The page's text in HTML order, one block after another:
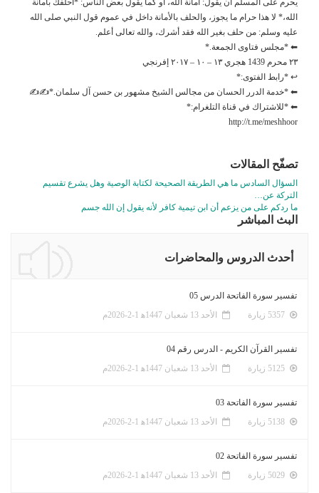
الله،* لا هذا حرام ما يجوز، والحلف بالأمانة داخل في عموم قول النبي صلى الله
عليه وسلم: من حلف بغير الله فقد أشرك، والله تعالى أعلم.
⬅ *مجلس فتاوى الجمعة.*
٢٣ محرم 1439 هجري ١٣ – ١٠ – ٢٠١٧ إفرنجي
↩ *رابط الفتوى:*
⬅ *خدمة الدرر الحسان من مجالس الشيخ مشهور بن حسن آل سلمان.*✍✍
⬅ *للاشتراك في قناة التلغرام:*
http://t.me/meshhoor
تصفّح المقالات
السؤال السادس ما هي الطريقة الصحيحة لكتابة الوصية وهل يشرع تقسيم
التركة عن…
ما ردكم على من يزعم أن ابن تيمية كافر لأنه يقول إن الله جسم
البث المباشر
أحدث الدروس والمحاضرات
تفسير سورة الفاتحة الدرس 05
الأحد 13 شعبان 1447ﻫ 1-2-2026م
تفسير القرآن الكريم - الدرس رقم 04
الأحد 13 شعبان 1447ﻫ 1-2-2026م
تفسير سورة الفاتحة 03
الأحد 13 شعبان 1447ﻫ 1-2-2026م
تفسير سورة الفاتحة 02
الأحد 13 شعبان 1447ﻫ 1-2-2026م